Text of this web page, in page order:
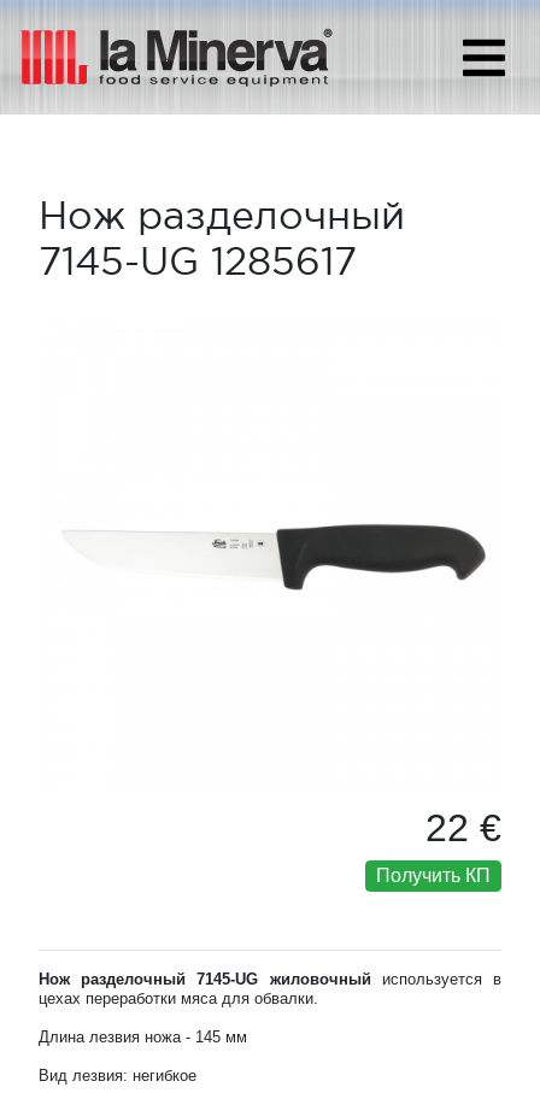
Нож разделочный
7145-UG 1285617
22 €
Получить КП
Нож разделочный 7145-UG жиловочный используется в
цехах переработки мяса для обвалки.
Длина лезвия ножа - 145 мм
Вид лезвия: негибкое